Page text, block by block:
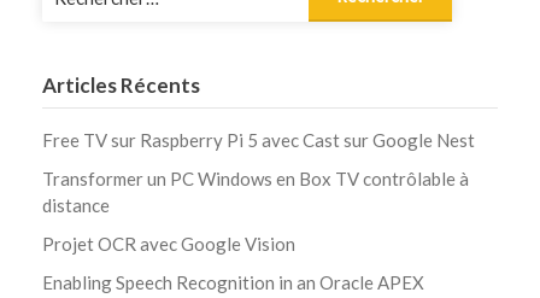
Articles Récents
Free TV sur Raspberry Pi 5 avec Cast sur Google Nest
Transformer un PC Windows en Box TV contrôlable à
distance
Projet OCR avec Google Vision
Enabling Speech Recognition in an Oracle APEX